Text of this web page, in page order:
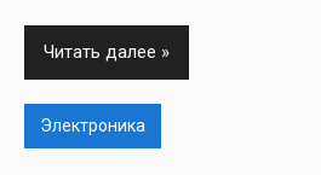
Читать далее
Электроника